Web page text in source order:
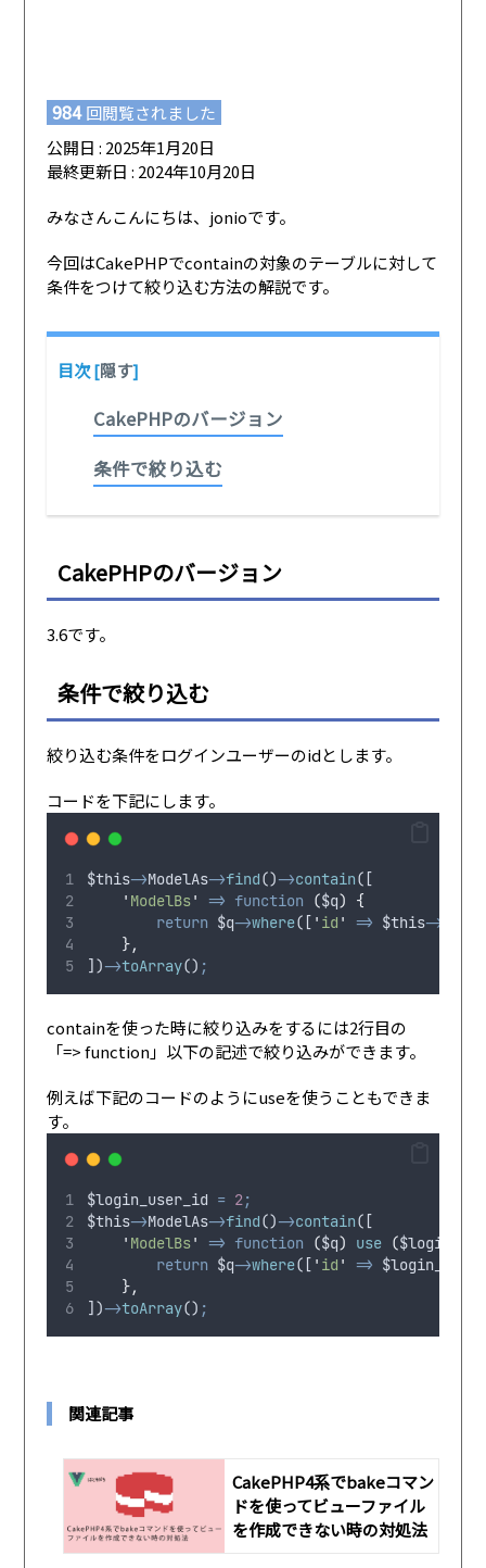
984回閲覧されました
公開日 : 2025年1月20日
最終更新日 : 2024年10月20日
みなさんこんにちは、jonioです。
今回はCakePHPでcontainの対象のテーブルに対して
条件をつけて絞り込む方法の解説です。
目次[隠す]
CakePHPのバージョン
条件で絞り込む
CakePHPのバージョン
3.6です。
条件で絞り込む
絞り込む条件をログインユーザーのidとします。
コードを下記にします。
$this->ModelAs->find()->contain([
' ModelBs' => function ($q)
{
return $q->where([ ' id ' => $this->
},
])->toArray() ;
containを使った時に絞り込みをするには2行目の
「=> function」以下の記述で絞り込みができます。
例えば下記のコードのようにuseを使うこともできま
す。
$login_user_id = 2;
$this->ModelAs->find()->contain([
' ModelBs' => function ($q) use (
return $q->where([ ' id ' =>
},
])->toArray() ;
関連記事
CakePHP4系でbakeコマン
ドを使ってビューファイル
を作成できない時の対処法